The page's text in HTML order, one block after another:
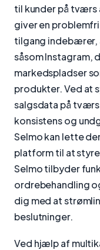
til kunder på
giver en
tilgang indebærer,
såsom Instagram,
markedspladser
produkter. Ved at
salgsdata på tværs
konsistens og
Selmo kan lette
platform til at
Selmo tilbyder
ordrebehandling
dig med at
beslutninger.
Ved hjælp af